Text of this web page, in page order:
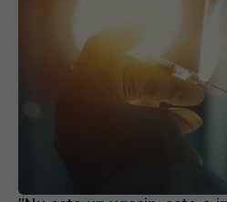
"Nu este un vaccin, este o
poate schimba încrederea